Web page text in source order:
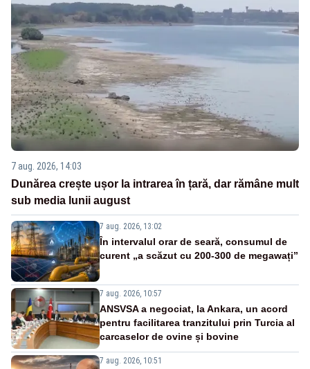
7 aug. 2026, 14:03
Dunărea crește ușor la intrarea în țară, dar rămâne mult
sub media lunii august
7 aug. 2026, 13:02
În intervalul orar de seară, consumul de
curent „a scăzut cu 200-300 de megawați”
7 aug. 2026, 10:57
ANSVSA a negociat, la Ankara, un acord
pentru facilitarea tranzitului prin Turcia al
carcaselor de ovine și bovine
7 aug. 2026, 10:51